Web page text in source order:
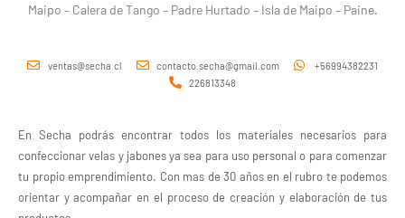
Maipo – Calera de Tango – Padre Hurtado – Isla de Maipo – Paine.
ventas@secha.cl contacto.secha@gmail.com
+56994382231
226813348
En Secha podrás encontrar todos los materiales necesarios para
confeccionar velas y jabones ya sea para uso personal o para comenzar
tu propio emprendimiento. Con mas de 30 años en el rubro te podemos
orientar y acompañar en el proceso de creación y elaboración de tus